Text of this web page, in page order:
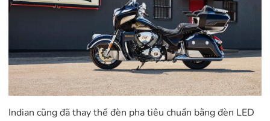
Indian cũng đã thay thế đèn pha tiêu chuẩn bằng đèn LED